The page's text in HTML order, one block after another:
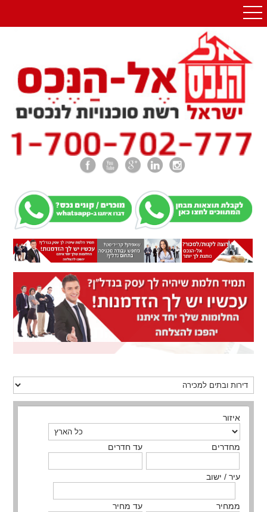
איזור
מחדרים עד חדרים
עיר / ישוב
ממחיר עד מחיר